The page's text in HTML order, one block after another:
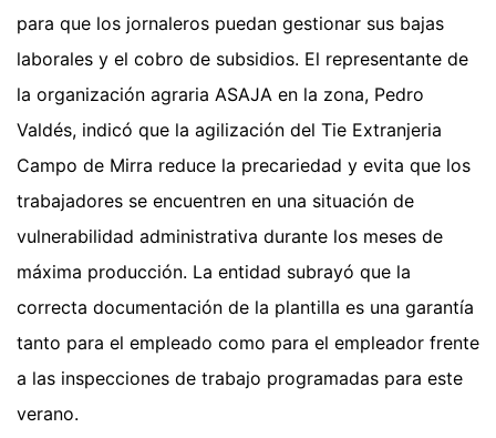
para que los jornaleros puedan gestionar sus bajas
laborales y el cobro de subsidios. El representante de
la organización agraria ASAJA en la zona, Pedro
Valdés, indicó que la agilización del Tie Extranjeria
Campo de Mirra reduce la precariedad y evita que los
trabajadores se encuentren en una situación de
vulnerabilidad administrativa durante los meses de
máxima producción. La entidad subrayó que la
correcta documentación de la plantilla es una garantía
tanto para el empleado como para el empleador frente
a las inspecciones de trabajo programadas para este
verano.